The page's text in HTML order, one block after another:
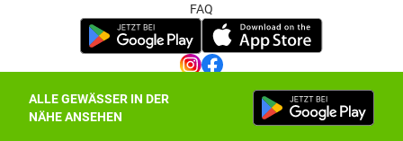
ALLE GEWÄSSER IN DER
NÄHE ANSEHEN
FAQ
Datenschutz-Einstellungen